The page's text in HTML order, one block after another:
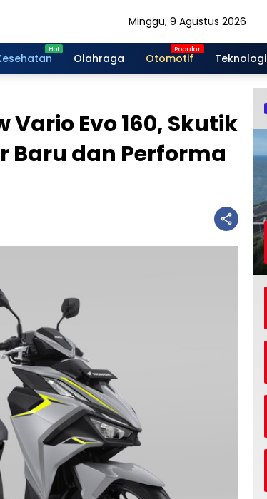
Minggu, 9 Agustus 2026
Olahraga Otomotif Teknologi
Evo 160, Skutik
Baru dan Performa